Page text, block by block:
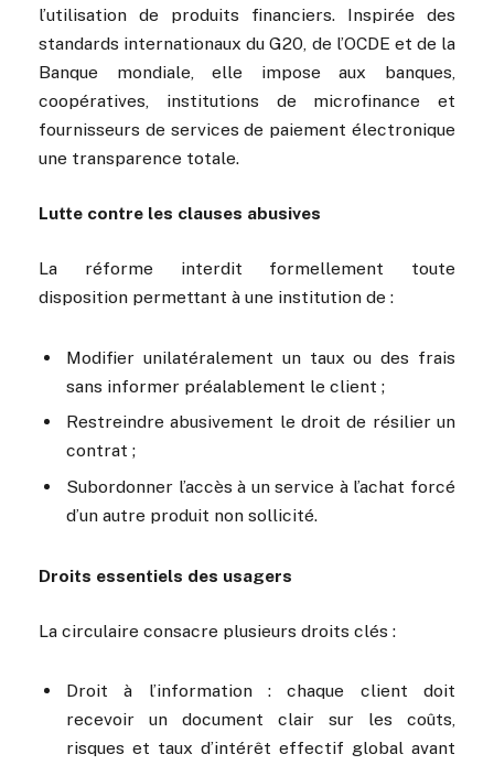
l’utilisation de produits financiers. Inspirée des
standards internationaux du G20, de l’OCDE et de la
Banque mondiale, elle impose aux banques,
coopératives, institutions de microfinance et
fournisseurs de services de paiement électronique
une transparence totale.
Lutte contre les clauses abusives
La réforme interdit formellement toute
disposition permettant à une institution de :
Modifier unilatéralement un taux ou des frais
sans informer préalablement le client ;
Restreindre abusivement le droit de résilier un
contrat ;
Subordonner l’accès à un service à l’achat forcé
d’un autre produit non sollicité.
Droits essentiels des usagers
La circulaire consacre plusieurs droits clés :
Droit à l’information : chaque client doit
recevoir un document clair sur les coûts,
risques et taux d’intérêt effectif global avant